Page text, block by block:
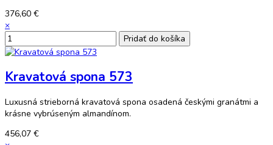
376,60 €
×
Kravatová spona 573
Luxusná strieborná kravatová spona osadená českými granátmi a
krásne vybrúseným almandínom.
456,07 €